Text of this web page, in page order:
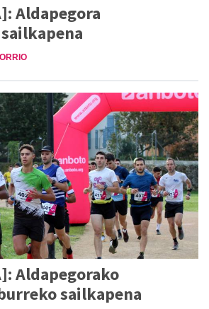
Aldapegora
Aldapegorako
sailkapena